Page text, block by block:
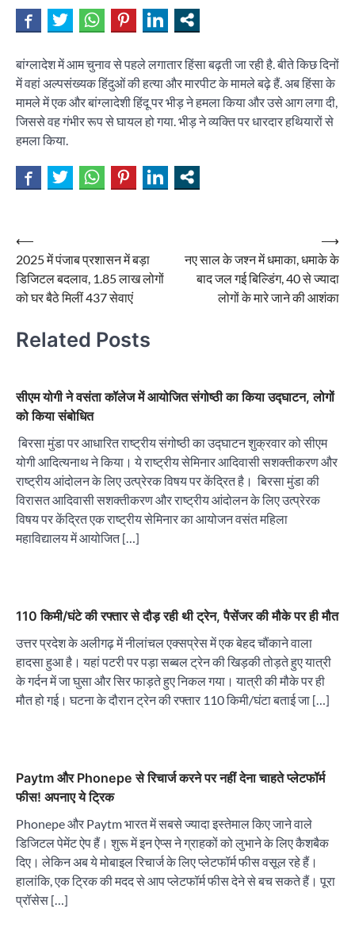
बांग्लादेश में आम चुनाव से पहले लगातार हिंसा बढ़ती जा रही है. बीते किछ दिनों
में वहां अल्पसंख्यक हिंदुओं की हत्या और मारपीट के मामले बढ़े हैं. अब हिंसा के
मामले में एक और बांग्लादेशी हिंदू पर भीड़ ने हमला किया और उसे आग लगा दी,
जिससे वह गंभीर रूप से घायल हो गया. भीड़ ने व्यक्ति पर धारदार हथियारों से
हमला किया.
Post
navigation
⟵
2025 में पंजाब प्रशासन में बड़ा
डिजिटल बदलाव, 1.85 लाख लोगों
को घर बैठे मिलीं 437 सेवाएं
नए साल के जश्न में धमाका, धमाके के
बाद जल गई बिल्डिंग, 40 से ज्यादा
लोगों के मारे जाने की आशंका
⟶
Related Posts
सीएम योगी ने वसंता कॉलेज में आयोजित संगोष्ठी का किया उद्घाटन, लोगों
को किया संबोधित
बिरसा मुंडा पर आधारित राष्ट्रीय संगोष्ठी का उद्घाटन शुक्रवार को सीएम
योगी आदित्यनाथ ने किया। ये राष्ट्रीय सेमिनार आदिवासी सशक्तीकरण और
राष्ट्रीय आंदोलन के लिए उत्प्रेरक विषय पर केंद्रित है। बिरसा मुंडा की
विरासत आदिवासी सशक्तीकरण और राष्ट्रीय आंदोलन के लिए उत्प्रेरक
विषय पर केंद्रित एक राष्ट्रीय सेमिनार का आयोजन वसंत महिला
महाविद्यालय में आयोजित […]
110 किमी/घंटे की रफ्तार से दौड़ रही थी ट्रेन, पैसेंजर की मौके पर ही मौत
उत्तर प्रदेश के अलीगढ़ में नीलांचल एक्सप्रेस में एक बेहद चौंकाने वाला
हादसा हुआ है। यहां पटरी पर पड़ा सब्बल ट्रेन की खिड़की तोड़ते हुए यात्री
के गर्दन में जा घुसा और सिर फाड़ते हुए निकल गया। यात्री की मौके पर ही
मौत हो गई। घटना के दौरान ट्रेन की रफ्तार 110 किमी/घंटा बताई जा […]
Paytm और Phonepe से रिचार्ज करने पर नहीं देना चाहते प्लेटफॉर्म
फीस! अपनाए ये ट्रिक
Phonepe और Paytm भारत में सबसे ज्यादा इस्तेमाल किए जाने वाले
डिजिटल पेमेंट ऐप हैं। शुरू में इन ऐप्स ने ग्राहकों को लुभाने के लिए कैशबैक
दिए। लेकिन अब ये मोबाइल रिचार्ज के लिए प्लेटफॉर्म फीस वसूल रहे हैं।
हालांकि, एक ट्रिक की मदद से आप प्लेटफॉर्म फीस देने से बच सकते हैं। पूरा
प्रॉसेस […]